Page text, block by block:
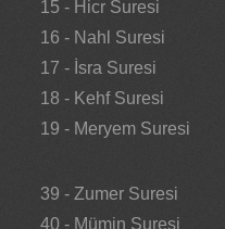
15 - Hicr Suresi
16 - Nahl Suresi
17 - İsra Suresi
18 - Kehf Suresi
19 - Meryem Suresi
39 - Zumer Suresi
40 - Mümin Suresi